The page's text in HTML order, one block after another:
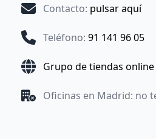
Contacto: pulsar aquí
Teléfono: 91 141 96 05
Grupo de tiendas
Oficinas en Madrid: no